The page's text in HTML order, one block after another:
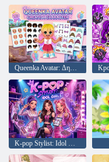
Queenka Avatar: Δημιουργήστε έναν χαρακτήρα
K-pop Stylist: Idol Girls